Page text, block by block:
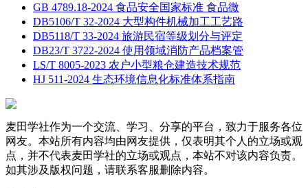
GB 4789.18-2024 食品安全国家标准 食品微
DB5106/T 32-2024 大型构件机械加工工艺路
DB5118/T 33-2024 旅游民宿等级划分与评定
DB23/T 3722-2024 使用领域消防产品档案管
LS/T 8005-2023 农户小型粮仓建造技术规范
HJ 511-2024 生态环境信息化标准体系指南
麦田学社作为一个交流、学习、分享的平台，致力于服务各位
网友。本站所有内容均由网友提供，仅表明其个人的立场或观
点，并不代表麦田学社的立场或观点，本站不对该内容负责。
如其涉及版权问题，请联系客服删除内容。